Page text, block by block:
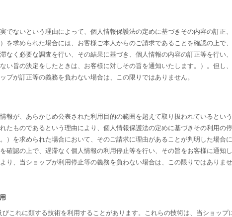
でないという理由によって、個人情報保護法の定めに基づきその内容の訂正
を求められた場合には、お客様ご本人からのご請求であることを確認の上で
なく必要な調査を行い、その結果に基づき、個人情報の内容の訂正等を行い
い旨の決定をしたときは、お客様に対しその旨を通知いたします。）。但し
プが訂正等の義務を負わない場合は、この限りではありません。
報が、あらかじめ公表された利用目的の範囲を超えて取り扱われているとい
たものであるという理由により、個人情報保護法の定めに基づきその利用の
）を求められた場合において、そのご請求に理由があることが判明した場合に
確認の上で、遅滞なく個人情報の利用停止等を行い、その旨をお客様に通知
り、当ショップが利用停止等の義務を負わない場合は、この限りではありませ
びこれに類する技術を利用することがあります。これらの技術は、当ショップ